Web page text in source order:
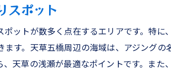
ジギングの道具選びとメンテナンス
アジングのベストシーズンと時間帯
天草での釣りを最大限楽しむためのヒント
スポット
ットが数多く点在するエリアです。特
す。天草五橋周辺の海域は、アジング
天草の浅瀬が最適なポイントです。ま